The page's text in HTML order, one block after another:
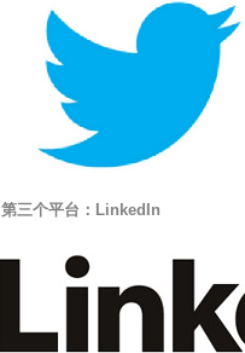
第三个平台：LinkedIn